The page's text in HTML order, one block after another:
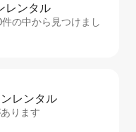
レ⁠ン⁠タ⁠ル
の中から見つけまし
レ⁠ン⁠タ⁠ル
ります